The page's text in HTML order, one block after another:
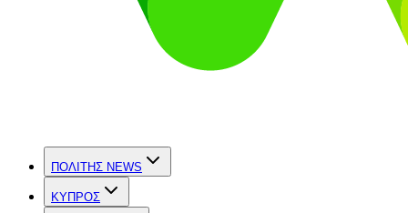
ΠΟΛΙΤΗΣ NEWS
ΚΥΠΡΟΣ